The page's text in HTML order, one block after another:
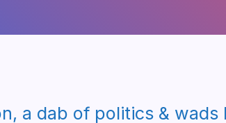
a dab of politics &